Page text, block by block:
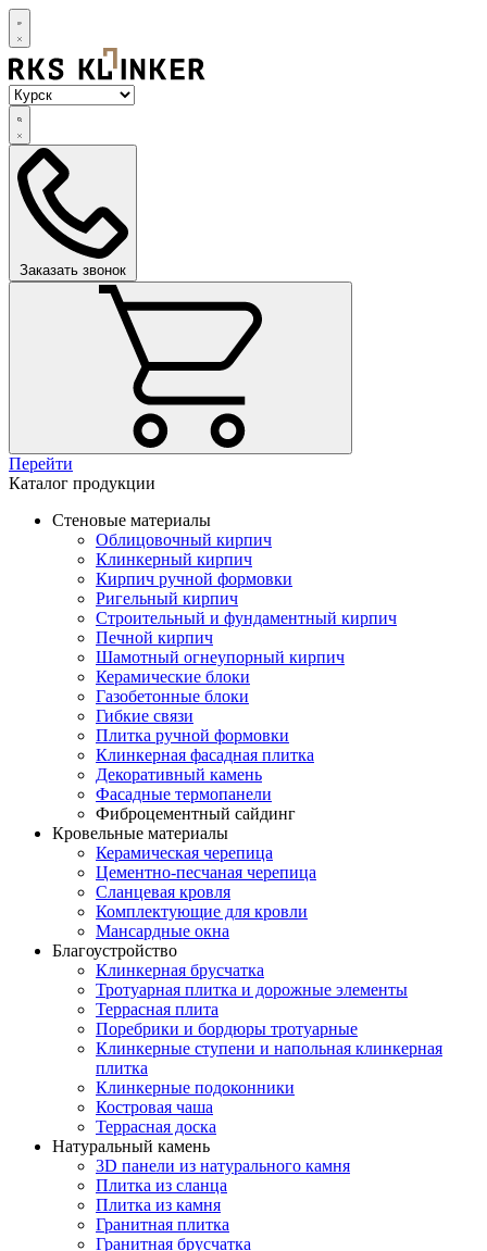
Заказать звонок
Перейти
Каталог продукции
Стеновые материалы
Облицовочный кирпич
Клинкерный кирпич
Кирпич ручной формовки
Ригельный кирпич
Строительный и фундаментный кирпич
Печной кирпич
Шамотный огнеупорный кирпич
Керамические блоки
Газобетонные блоки
Гибкие связи
Плитка ручной формовки
Клинкерная фасадная плитка
Декоративный камень
Фасадные термопанели
Фиброцементный сайдинг
Кровельные материалы
Керамическая черепица
Цементно-песчаная черепица
Сланцевая кровля
Комплектующие для кровли
Мансардные окна
Благоустройство
Клинкерная брусчатка
Тротуарная плитка и дорожные элементы
Террасная плита
Поребрики и бордюры тротуарные
Клинкерные ступени и напольная клинкерная
плитка
Клинкерные подоконники
Костровая чаша
Террасная доска
Натуральный камень
3D панели из натурального камня
Плитка из сланца
Плитка из камня
Гранитная плитка
Гранитная брусчатка